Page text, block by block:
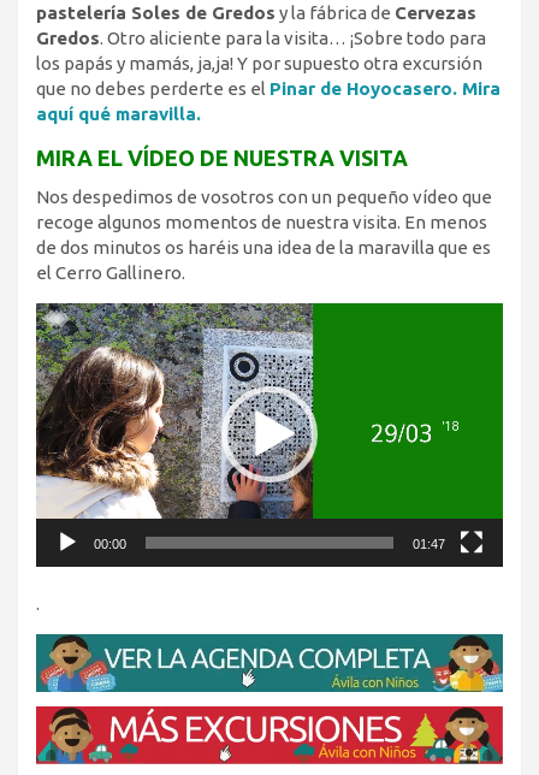
pastelería Soles de Gredos y la fábrica de Cervezas
Gredos. Otro aliciente para la visita… ¡Sobre todo para
los papás y mamás, ja,ja! Y por supuesto otra excursión
que no debes perderte es el Pinar de Hoyocasero. Mira
aquí qué maravilla.
MIRA EL VÍDEO DE NUESTRA VISITA
Nos despedimos de vosotros con un pequeño vídeo que
recoge algunos momentos de nuestra visita. En menos
de dos minutos os haréis una idea de la maravilla que es
el Cerro Gallinero.
Reproductor
de
vídeo
00:00 01:47
.